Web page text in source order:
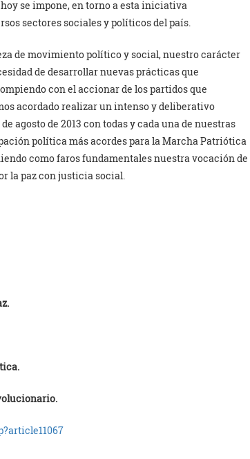
se impone, en torno a esta iniciativa
sectores sociales y políticos del país.
de movimiento político y social, nuestro carácter
de desarrollar nuevas prácticas que
con el accionar de los partidos que
acordado realizar un intenso y deliberativo
agosto de 2013 con todas y cada una de nuestras
política más acordes para la Marcha Patriótica
como faros fundamentales nuestra vocación de
la paz con justicia social.